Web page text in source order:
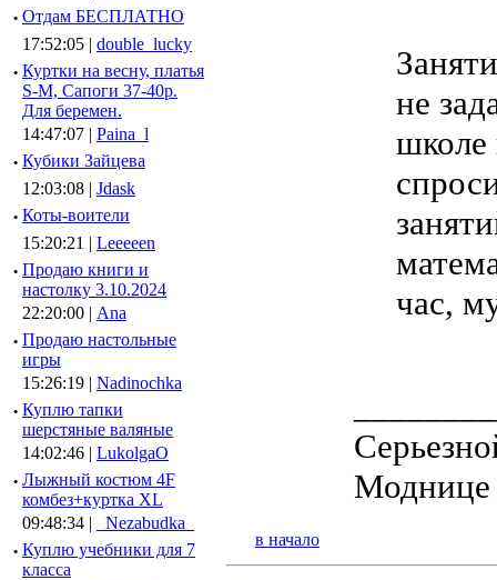
· Отдам БЕСПЛАТНО
17:52:05 | double_lucky
· Куртки на весну, платья
S-M, Сапоги 37-40р.
Для беремен.
14:47:07 | Paina_l
· Кубики Зайцева
12:03:08 | Jdask
· Коты-воители
15:20:21 | Leeeeen
· Продаю книги и
настолку 3.10.2024
22:20:00 | Ana
· Продаю настольные
игры
15:26:19 | Nadinochka
· Куплю тапки
шерстяные валяные
14:02:46 | LukolgaO
· Лыжный костюм 4F
комбез+куртка XL
09:48:34 |
_Nezabudka_
· Куплю учебники для 7
класса
не
школе
час,
Моднице
в начало